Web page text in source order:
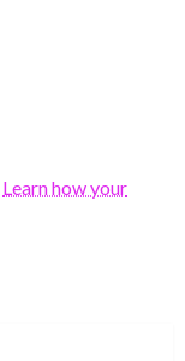
Learn how your